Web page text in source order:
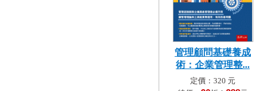
管理顧問基礎養成
術：企業管理整...
定價：320 元